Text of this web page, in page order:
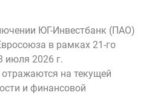
ЮГ-Инвестбанк (ПАО)
в рамках 21-го
июля 2026 г.
на текущей
и финансовой